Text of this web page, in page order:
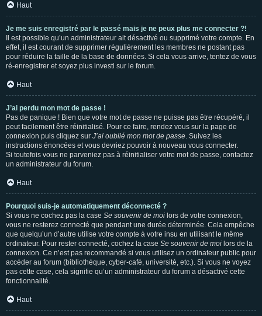
Haut
Je me suis enregistré par le passé mais je ne peux plus me connecter ?!
Il est possible qu’un administrateur ait désactivé ou supprimé votre compte. En
effet, il est courant de supprimer régulièrement les membres ne postant pas
pour réduire la taille de la base de données. Si cela vous arrive, tentez de vous
ré-enregistrer et soyez plus investi sur le forum.
Haut
J’ai perdu mon mot de passe !
Pas de panique ! Bien que votre mot de passe ne puisse pas être récupéré, il
peut facilement être réinitialisé. Pour ce faire, rendez vous sur la page de
connexion puis cliquez sur J’ai oublié mon mot de passe. Suivez les
instructions énoncées et vous devriez pouvoir à nouveau vous connecter.
Si toutefois vous ne parveniez pas à réinitialiser votre mot de passe, contactez
un administrateur du forum.
Haut
Pourquoi suis-je automatiquement déconnecté ?
Si vous ne cochez pas la case Se souvenir de moi lors de votre connexion,
vous ne resterez connecté que pendant une durée déterminée. Cela empêche
que quelqu’un d’autre utilise votre compte à votre insu en utilisant le même
ordinateur. Pour rester connecté, cochez la case Se souvenir de moi lors de la
connexion. Ce n’est pas recommandé si vous utilisez un ordinateur public pour
accéder au forum (bibliothèque, cyber-café, université, etc.). Si vous ne voyez
pas cette case, cela signifie qu’un administrateur du forum a désactivé cette
fonctionnalité.
Haut